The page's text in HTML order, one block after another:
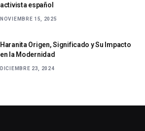
activista español
NOVIEMBRE 15, 2025
Haranita Origen, Significado y Su Impacto
en la Modernidad
DICIEMBRE 23, 2024